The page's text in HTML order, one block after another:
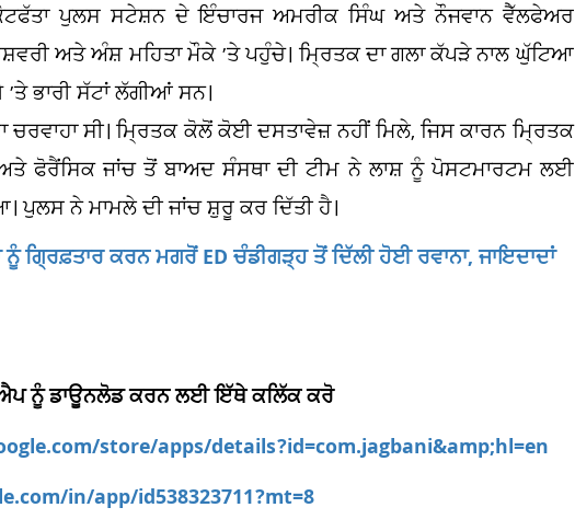
ਕੋਟਫੱਤਾ ਪੁਲਸ ਸਟੇਸ਼ਨ ਦੇ ਇੰਚਾਰਜ ਅਮਰੀਕ ਸਿੰਘ ਅਤੇ ਨੌਜਵਾਨ ਵੈੱਲਫੇਅਰ
ਅਤੇ ਅੰਸ਼ ਮਹਿਤਾ ਮੌਕੇ ’ਤੇ ਪਹੁੰਚੇ। ਮ੍ਰਿਤਕ ਦਾ ਗਲਾ ਕੱਪੜੇ ਨਾਲ ਘੁੱਟਿਆ
ਭਾਰੀ ਸੱਟਾਂ ਲੱਗੀਆਂ ਸਨ।
ਚਰਵਾਹਾ ਸੀ। ਮ੍ਰਿਤਕ ਕੋਲੋਂ ਕੋਈ ਦਸਤਾਵੇਜ਼ ਨਹੀਂ ਮਿਲੇ, ਜਿਸ ਕਾਰਨ ਮ੍ਰਿਤਕ
ਫੋਰੈਂਸਿਕ ਜਾਂਚ ਤੋਂ ਬਾਅਦ ਸੰਸਥਾ ਦੀ ਟੀਮ ਨੇ ਲਾਸ਼ ਨੂੰ ਪੋਸਟਮਾਰਟਮ ਲਈ
ਪੁਲਸ ਨੇ ਮਾਮਲੇ ਦੀ ਜਾਂਚ ਸ਼ੁਰੂ ਕਰ ਦਿੱਤੀ ਹੈ।
ਗ੍ਰਿਫ਼ਤਾਰ ਕਰਨ ਮਗਰੋਂ ED ਚੰਡੀਗੜ੍ਹ ਤੋਂ ਦਿੱਲੀ ਹੋਈ ਰਵਾਨਾ, ਜਾਇਦਾਦਾਂ
ਨੂੰ ਡਾਊਨਲੋਡ ਕਰਨ ਲਈ ਇੱਥੇ ਕਲਿੱਕ ਕਰੋ
store/apps/details?id=com.jagbani&amp;hl=en
in/app/id538323711?mt=8